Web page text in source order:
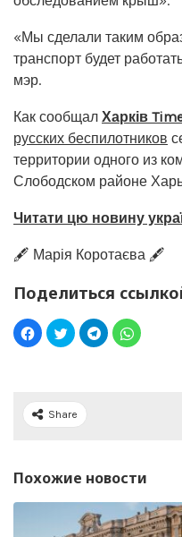
«Мы сделали таким
транспорт будет
мэр.
Как сообщал Харків
русских беспилотников
территории одного из
Слободском районе
Читати цю новину
🖋️ Марія Коротаєва 🖋️
Поделиться
Share
Похожие новости